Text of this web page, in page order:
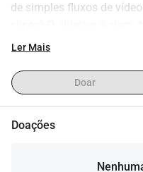
de simples fluxos de
nível profissional (tipo
acesso, por falta de
adequadas.Hoje: As
equipamento específico,
profissionais e centros
Ler Mais
Doar
Doações